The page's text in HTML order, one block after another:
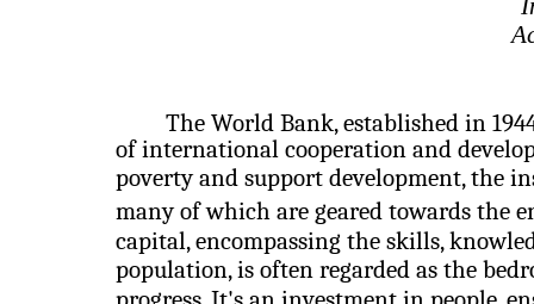
The World Bank, established in
of international cooperation and
poverty and support development, the
many of which are geared towards the
capital, encompassing the skills,
population, is often regarded as the